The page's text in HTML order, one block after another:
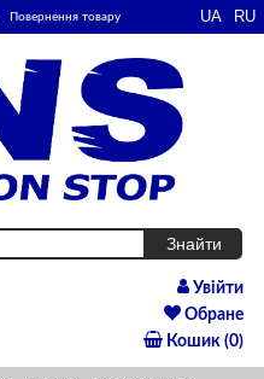
Повернення товару
Увійти
Обране
Кошик (0)